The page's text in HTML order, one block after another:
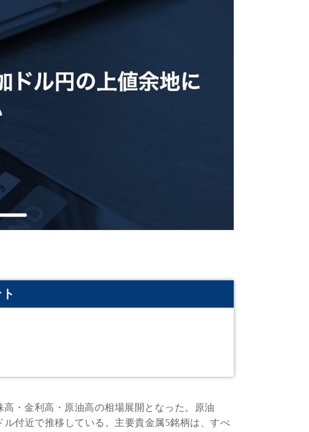
・金利高・原油高の相場展開となった。原油
付近で推移している。主要貴金属5銘柄は、すべ